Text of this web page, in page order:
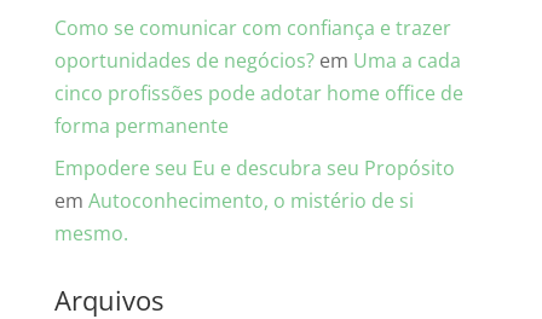
Como se comunicar com confiança e trazer
oportunidades de negócios?em Uma a cada
cinco profissões pode adotar home office de
forma permanente
Empodere seu Eu e descubra seu Propósito
em Autoconhecimento, o mistério de si
mesmo.
Arquivos